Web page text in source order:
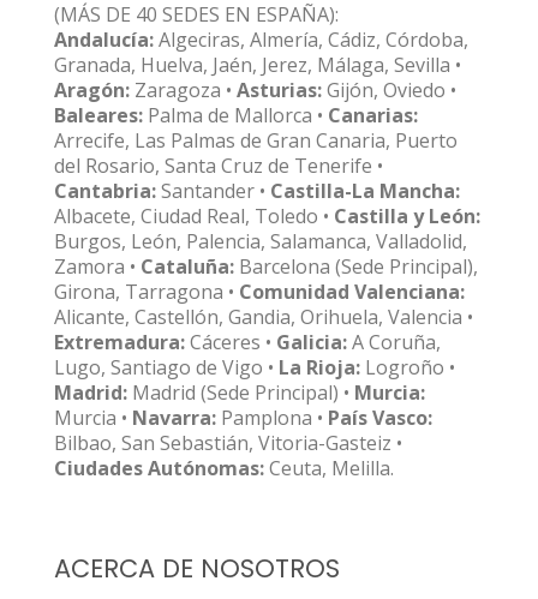
(MÁS DE 40 SEDES EN ESPAÑA):
Andalucía:Algeciras, Almería, Cádiz, Córdoba,
Granada, Huelva, Jaén, Jerez, Málaga, Sevilla •
Aragón: Zaragoza • Asturias:Gijón, Oviedo •
Baleares: Palma de Mallorca • Canarias:
Arrecife, Las Palmas de Gran Canaria, Puerto
del Rosario, Santa Cruz de Tenerife •
Cantabria:Santander • Castilla-La Mancha:
Albacete, Ciudad Real, Toledo • Castilla y León:
Burgos, León, Palencia, Salamanca, Valladolid,
Zamora • Cataluña: Barcelona (Sede Principal),
Girona, Tarragona • Comunidad Valenciana:
Alicante, Castellón, Gandia, Orihuela, Valencia •
Extremadura:Cáceres • Galicia:A Coruña,
Lugo, Santiago de Vigo • La Rioja: Logroño •
Madrid: Madrid (Sede Principal) • Murcia:
Murcia • Navarra: Pamplona • País Vasco:
Bilbao, San Sebastián, Vitoria-Gasteiz •
Ciudades Autónomas:Ceuta, Melilla.
ACERCA DE NOSOTROS